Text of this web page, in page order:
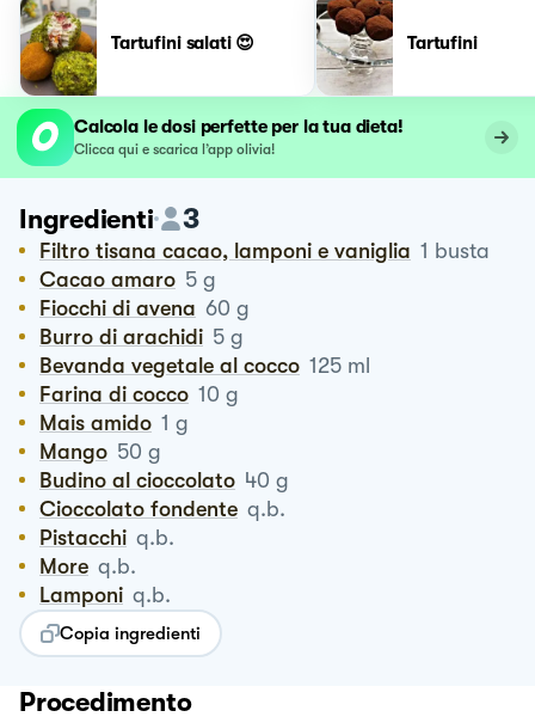
Tartufini salati 😍 Tartufini
Calcola le dosi perfette per la tua dieta!
Clicca qui e scarica l’app olivia!
Ingredienti 3
Filtro tisana cacao, lamponi e vaniglia 1 busta
Cacao amaro 5 g
Fiocchi di avena 60 g
Burro di arachidi 5 g
Bevanda vegetale al cocco 125 ml
Farina di cocco 10 g
Mais amido 1 g
Mango 50 g
Budino al cioccolato 40 g
Cioccolato fondente q.b.
Pistacchi q.b.
More q.b.
Lamponi q.b.
Copia ingredienti
Procedimento